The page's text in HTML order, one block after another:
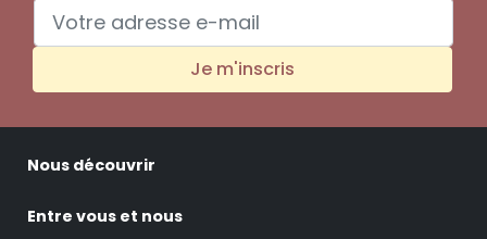
Je m'inscris
Nous découvrir
Entre vous et nous